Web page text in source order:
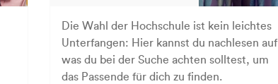
Die Wahl der Hochschule ist kein leichtes
Unterfangen: Hier kannst du nachlesen auf
was du bei der Suche achten solltest, um
das Passende für dich zu finden.